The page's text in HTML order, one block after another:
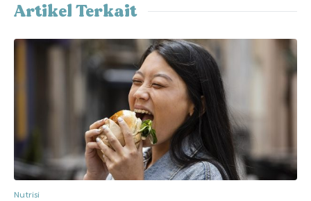
Artikel Terkait
Nutrisi